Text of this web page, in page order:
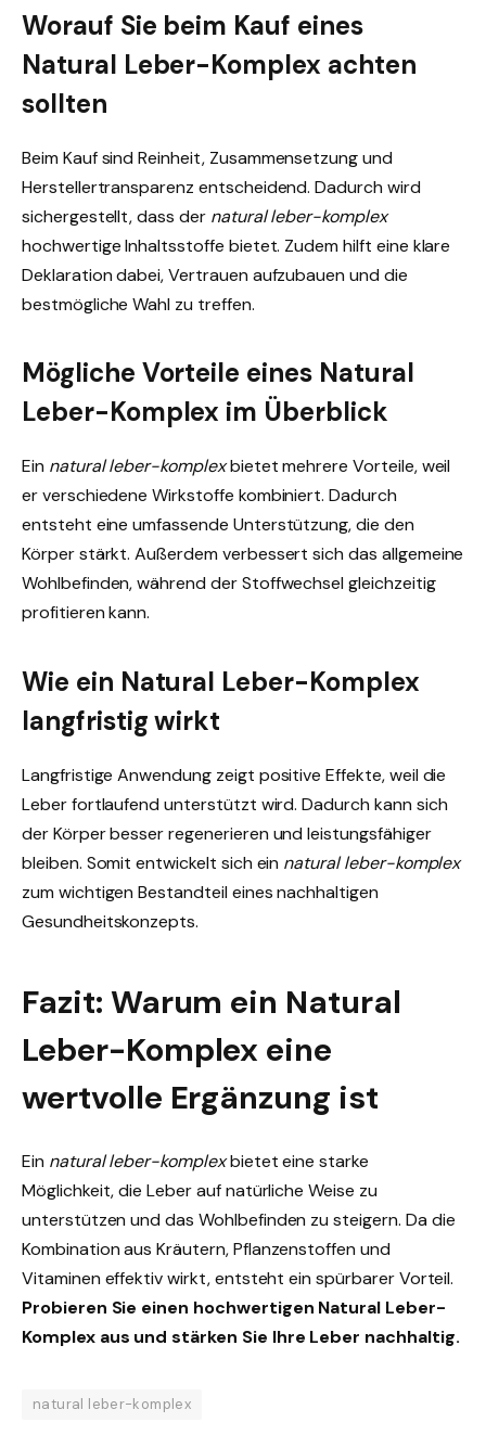
Worauf Sie beim Kauf eines
Natural Leber-Komplex achten
sollten
Beim Kauf sind Reinheit, Zusammensetzung und
Herstellertransparenz entscheidend. Dadurch wird
sichergestellt, dass der natural leber-komplex
hochwertige Inhaltsstoffe bietet. Zudem hilft eine klare
Deklaration dabei, Vertrauen aufzubauen und die
bestmögliche Wahl zu treffen.
Mögliche Vorteile eines Natural
Leber-Komplex im Überblick
Ein natural leber-komplexbietet mehrere Vorteile, weil
er verschiedene Wirkstoffe kombiniert. Dadurch
entsteht eine umfassende Unterstützung, die den
Körper stärkt. Außerdem verbessert sich das allgemeine
Wohlbefinden, während der Stoffwechsel gleichzeitig
profitieren kann.
Wie ein Natural Leber-Komplex
langfristig wirkt
Langfristige Anwendung zeigt positive Effekte, weil die
Leber fortlaufend unterstützt wird. Dadurch kann sich
der Körper besser regenerieren und leistungsfähiger
bleiben. Somit entwickelt sich ein natural leber-komplex
zum wichtigen Bestandteil eines nachhaltigen
Gesundheitskonzepts.
Fazit: Warum ein Natural
Leber-Komplex eine
wertvolle Ergänzung ist
Ein natural leber-komplexbietet eine starke
Möglichkeit, die Leber auf natürliche Weise zu
unterstützen und das Wohlbefinden zu steigern. Da die
Kombination aus Kräutern, Pflanzenstoffen und
Vitaminen effektiv wirkt, entsteht ein spürbarer Vorteil.
Probieren Sie einen hochwertigen Natural Leber-
Komplex aus und stärken Sie Ihre Leber nachhaltig.
natural leber-komplex